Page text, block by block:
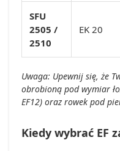
SFU
2505 /
2510
EK 20
Uwaga: Upewnij się, że
obrobioną pod wymiar
EF12) oraz rowek pod
Kiedy wybrać EF